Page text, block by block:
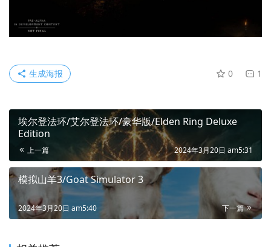
0 1
生成海报
埃尔登法环/艾尔登法环/豪华版/Elden Ring Deluxe
Edition
上一篇 2024年3月20日 am5:31
模拟山羊3/Goat Simulator 3
下一篇
2024年3月20日 am5:40